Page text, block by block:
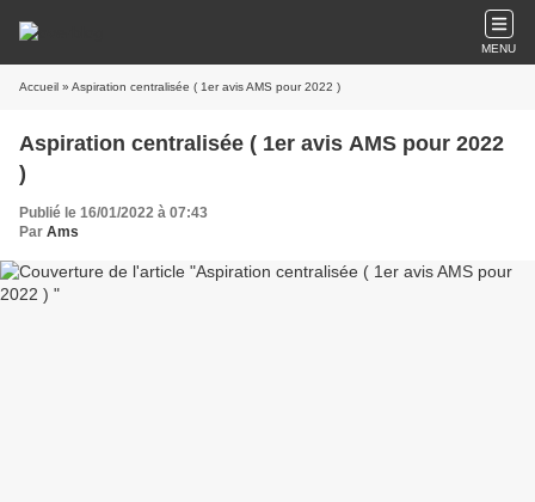
MENU
Accueil » Aspiration centralisée ( 1er avis AMS pour 2022 )
Aspiration centralisée ( 1er avis AMS pour 2022
)
Publié le 16/01/2022 à 07:43
Par Ams